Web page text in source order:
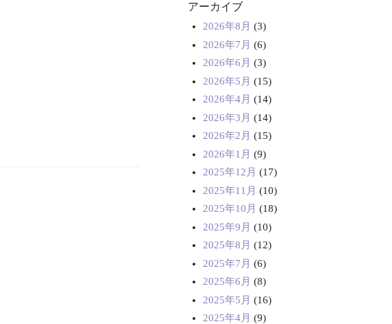
アーカイブ
2026年8月 (3)
2026年7月 (6)
2026年6月 (3)
2026年5月 (15)
2026年4月 (14)
2026年3月 (14)
2026年2月 (15)
2026年1月 (9)
2025年12月 (17)
2025年11月 (10)
2025年10月 (18)
2025年9月 (10)
2025年8月 (12)
2025年7月 (6)
2025年6月 (8)
2025年5月 (16)
2025年4月 (9)